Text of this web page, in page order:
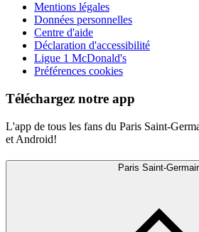
Mentions légales
Données personnelles
Centre d'aide
Déclaration d'accessibilité
Ligue 1 McDonald's
Préférences cookies
Téléchargez notre app
L'app de tous les fans du Paris Saint-
et Android!
Paris Saint-